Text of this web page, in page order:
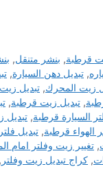
قرطبة, بنشر متنقل,
, تبديل دهن السيارة,
زيت المحرك, تبديل زيت
, تبديل زيت قرطبة,
السيارة قرطبة, تبديل
الهواء قرطبة, تبديل
, تغيير زيت وفلتر امام
, كراج تبديل زيت وفلتر ,